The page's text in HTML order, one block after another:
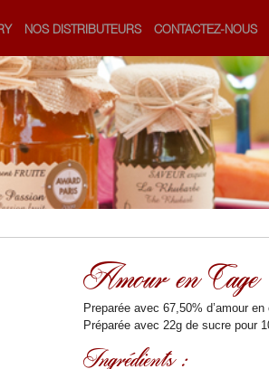
NOS DISTRIBUTEURS CONTACTEZ-NOUS
Amour en Cage
Preparée avec 67,50% d’amour en
Préparée avec 22g de sucre pour
Ingrédients :